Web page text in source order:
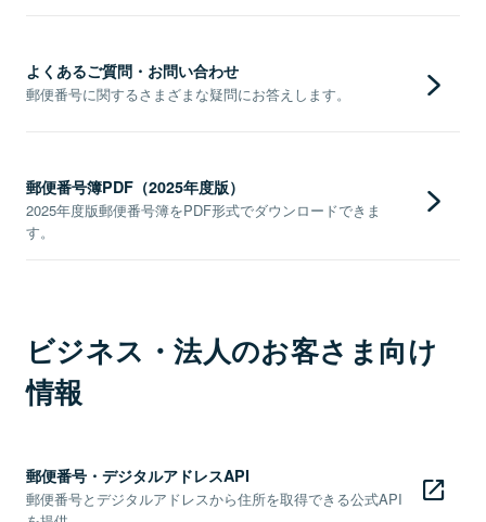
よくあるご質問・お問い合わせ
郵便番号に関するさまざまな疑問にお答えします。
郵便番号簿PDF（2025年度版）
2025年度版郵便番号簿をPDF形式でダウンロードできま
す。
ビジネス・法人のお客さま向け
情報
郵便番号・デジタルアドレスAPI
郵便番号とデジタルアドレスから住所を取得できる公式API